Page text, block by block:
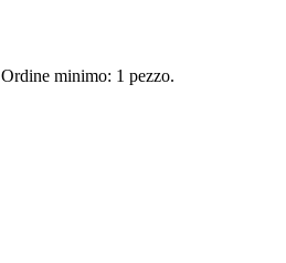
minimo: 1 pezzo.